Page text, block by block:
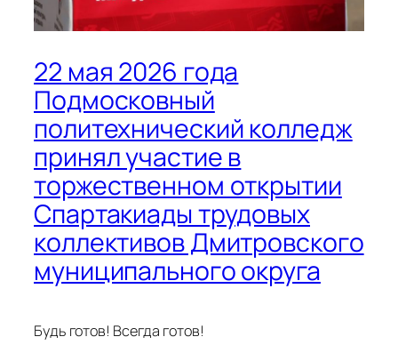
22 мая 2026 года
Подмосковный
политехнический колледж
принял участие в
торжественном открытии
Спартакиады трудовых
коллективов Дмитровского
муниципального округа
Будь готов! Всегда готов!